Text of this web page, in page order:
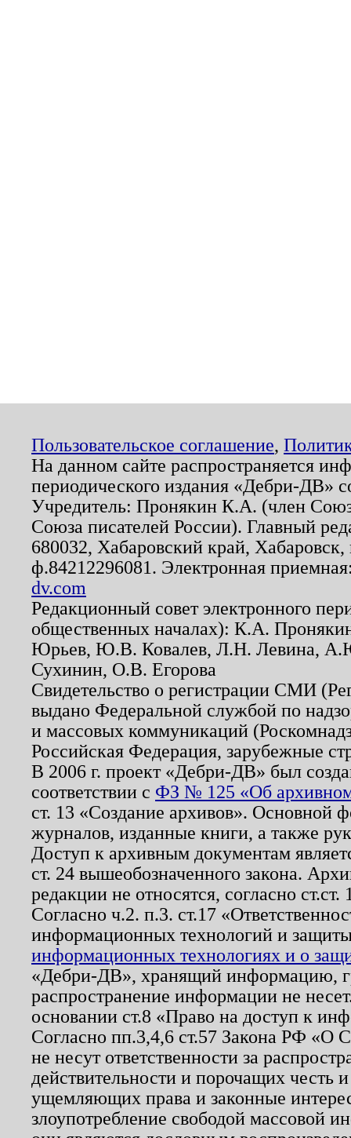
Пользовательское соглашение,
На данном сайте распространяется
периодического издания «Дебри-ДВ»
Учредитель: Пронякин К.А. (член
Союза писателей России). Главный
680032, Хабаровский край,
ф.84212296081. Электронная
dv.com
Редакционный совет электронного
общественных началах): К.А.
Юрьев, Ю.В. Ковалев, Л.Н. Левина,
Сухинин, О.В. Егорова
Свидетельство о регистрации СМИ
выдано Федеральной службой по
и массовых коммуникаций
Российская Федерация, зарубежные
В 2006 г. проект «Дебри-ДВ» был
соответствии с ФЗ № 125 «Об
ст. 13 «Создание архивов». Основной
журналов, изданные книги, а также
Доступ к архивным документам
ст. 24 вышеобозначенного закона.
редакции не относятся, согласно
Согласно ч.2. п.3. ст.17
информационных технологий и
информационных технологиях и о
«Дебри-ДВ», хранящий информацию,
распространение информации не
основании ст.8 «Право на доступ к
Согласно пп.3,4,6 ст.57 Закона РФ «О
не несут ответственности за
действительности и порочащих честь
ущемляющих права и законные
злоупотребление свободой массовой